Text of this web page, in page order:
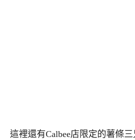
這裡還有Calbee店限定的薯條